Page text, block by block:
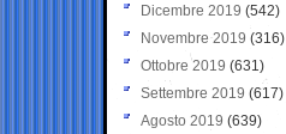
Dicembre 2019 (542)
Novembre 2019 (316)
Ottobre 2019 (631)
Settembre 2019 (617)
Agosto 2019 (639)